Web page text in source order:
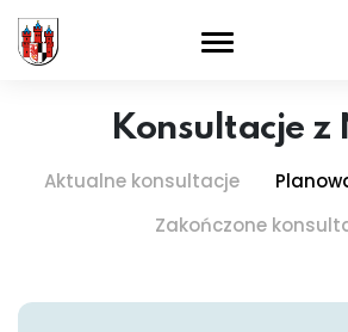
Konsultacje z
Aktualne konsultacje
Zakończone